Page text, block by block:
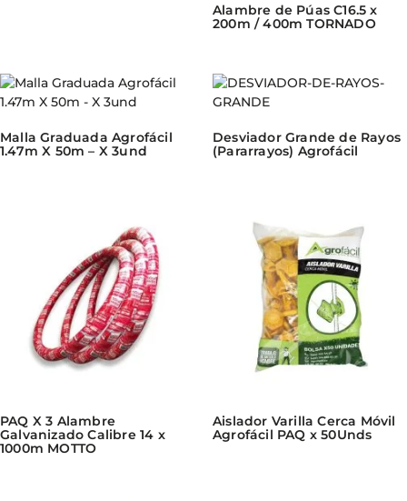
Alambre de Púas C16.5 x
200m / 400m TORNADO
Malla Graduada Agrofácil
1.47m X 50m – X 3und
Desviador Grande de Rayos
(Pararrayos) Agrofácil
PAQ X 3 Alambre
Galvanizado Calibre 14 x
1000m MOTTO
Aislador Varilla Cerca Móvil
Agrofácil PAQ x 50Unds